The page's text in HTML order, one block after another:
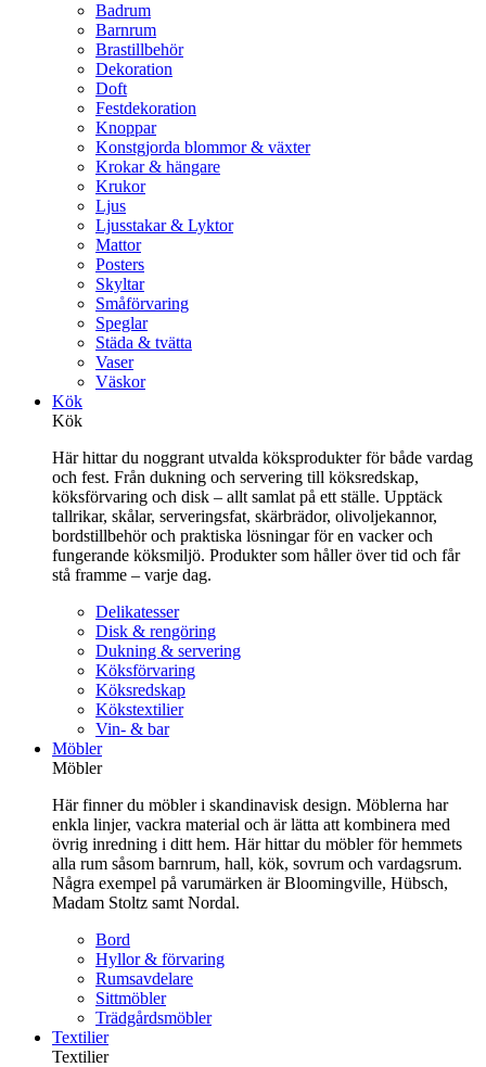
Badrum
Barnrum
Brastillbehör
Dekoration
Doft
Festdekoration
Knoppar
Konstgjorda blommor & växter
Krokar & hängare
Krukor
Ljus
Ljusstakar & Lyktor
Mattor
Posters
Skyltar
Småförvaring
Speglar
Städa & tvätta
Vaser
Väskor
Kök
Kök
Här hittar du noggrant utvalda köksprodukter för både vardag
och fest. Från dukning och servering till köksredskap,
köksförvaring och disk – allt samlat på ett ställe. Upptäck
tallrikar, skålar, serveringsfat, skärbrädor, olivoljekannor,
bordstillbehör och praktiska lösningar för en vacker och
fungerande köksmiljö. Produkter som håller över tid och får
stå framme – varje dag.
Delikatesser
Disk & rengöring
Dukning & servering
Köksförvaring
Köksredskap
Kökstextilier
Vin- & bar
Möbler
Möbler
Här finner du möbler i skandinavisk design. Möblerna har
enkla linjer, vackra material och är lätta att kombinera med
övrig inredning i ditt hem. Här hittar du möbler för hemmets
alla rum såsom barnrum, hall, kök, sovrum och vardagsrum.
Några exempel på varumärken är Bloomingville, Hübsch,
Madam Stoltz samt Nordal.
Bord
Hyllor & förvaring
Rumsavdelare
Sittmöbler
Trädgårdsmöbler
Textilier
Textilier